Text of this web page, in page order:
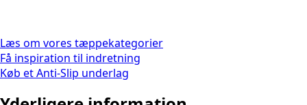
Læs om vores tæppekategorier
Få inspiration til indretning
Køb et Anti-Slip underlag